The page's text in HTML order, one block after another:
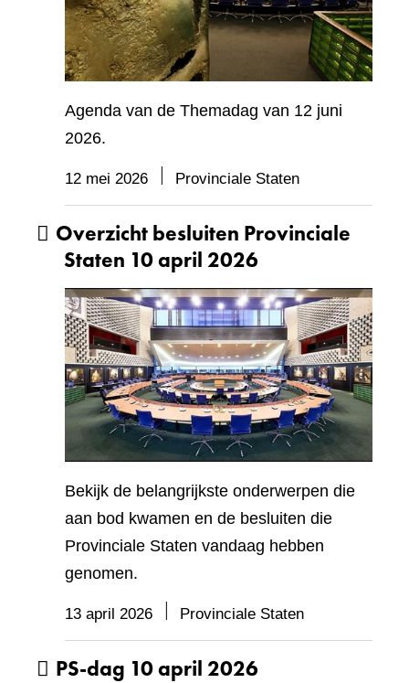
Agenda van de Themadag van 12 juni
2026.
12 mei 2026 Provinciale Staten
Overzicht besluiten Provinciale
Staten 10 april 2026
Bekijk de belangrijkste onderwerpen die
aan bod kwamen en de besluiten die
Provinciale Staten vandaag hebben
genomen.
13 april 2026 Provinciale Staten
PS-dag 10 april 2026